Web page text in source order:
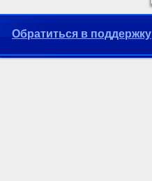
Обратиться в поддержку